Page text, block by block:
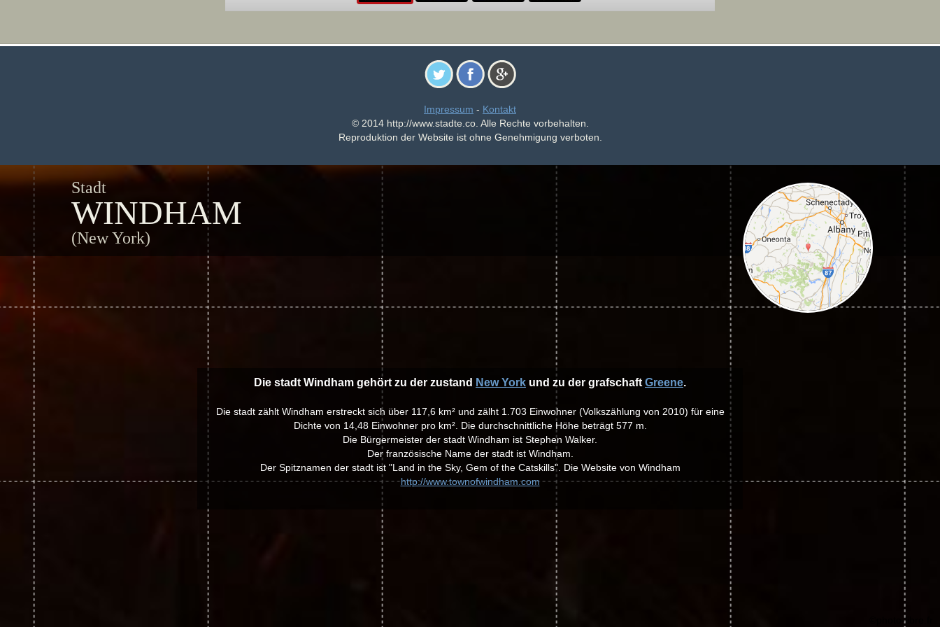
Impressum - Kontakt
© 2014 http://www.stadte.co. Alle Rechte vorbehalten.
Reproduktion der Website ist ohne Genehmigung verboten.
Stadt
WINDHAM
(New York)
Die stadt Windham gehört zu der zustand New York und zu der grafschaft Greene.
Die stadt zählt Windham erstreckt sich über 117,6 km² und zälht 1.703 Einwohner (Volkszählung von 2010) für eine
Dichte von 14,48 Einwohner pro km². Die durchschnittliche Höhe beträgt 577 m.
Die Bürgermeister der stadt Windham ist Stephen Walker.
Der französische Name der stadt ist Windham.
Der Spitznamen der stadt ist "Land in the Sky, Gem of the Catskills". Die Website von Windham
http://www.townofwindham.com
©photo-libre.fr